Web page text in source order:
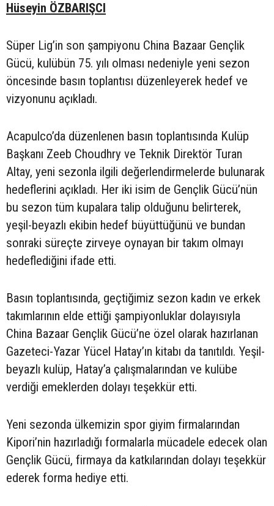
Hüseyin ÖZBARIŞCI
Süper Lig’in son şampiyonu China Bazaar Gençlik
Gücü, kulübün 75. yılı olması nedeniyle yeni sezon
öncesinde basın toplantısı düzenleyerek hedef ve
vizyonunu açıkladı.
Acapulco’da düzenlenen basın toplantısında Kulüp
Başkanı Zeeb Choudhry ve Teknik Direktör Turan
Altay, yeni sezonla ilgili değerlendirmelerde bulunarak
hedeflerini açıkladı. Her iki isim de Gençlik Gücü’nün
bu sezon tüm kupalara talip olduğunu belirterek,
yeşil-beyazlı ekibin hedef büyüttüğünü ve bundan
sonraki süreçte zirveye oynayan bir takım olmayı
hedeflediğini ifade etti.
Basın toplantısında, geçtiğimiz sezon kadın ve erkek
takımlarının elde ettiği şampiyonluklar dolayısıyla
China Bazaar Gençlik Gücü’ne özel olarak hazırlanan
Gazeteci-Yazar Yücel Hatay’ın kitabı da tanıtıldı. Yeşil-
beyazlı kulüp, Hatay’a çalışmalarından ve kulübe
verdiği emeklerden dolayı teşekkür etti.
Yeni sezonda ülkemizin spor giyim firmalarından
Kipori’nin hazırladığı formalarla mücadele edecek olan
Gençlik Gücü, firmaya da katkılarından dolayı teşekkür
ederek forma hediye etti.